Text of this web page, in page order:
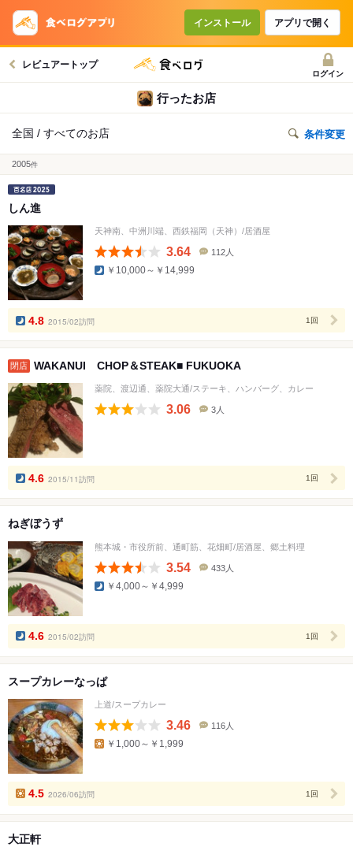
インストール アプリで開く
レビュアートップ
ログイン
行ったお店
全国 / すべてのお店 条件変更
2005件
しん進
天神南、中洲川端、西鉄福岡（天神）/居酒屋
3.64
数
112人
￥10,000～￥14,999
4.8 2015/02訪問 1回
閉店 WAKANUI CHOP＆STEAK■ FUKUOKA
薬院、渡辺通、薬院大通/ステーキ、ハンバーグ、カレー
3.06
数
3人
4.6 2015/11訪問 1回
ねぎぼうず
熊本城・市役所前、通町筋、花畑町/居酒屋、郷土料理
3.54
数
433人
￥4,000～￥4,999
4.6 2015/02訪問 1回
スープカレーなっぱ
上道/スープカレー
3.46
数
116人
￥1,000～￥1,999
4.5 2026/06訪問 1回
大正軒